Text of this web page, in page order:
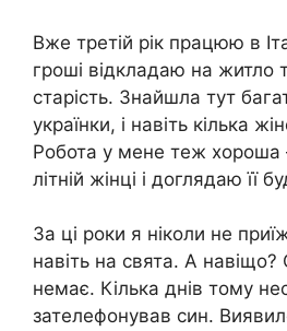
Вже третій рік працюю в
гроші відкладаю на житло
старість. Знайшла тут
українки, і навіть кілька
Робота у мене теж
літній жінці і доглядаю її
За ці роки я ніколи не
навіть на свята. А навіщо?
немає. Кілька днів тому
зателефонував син.